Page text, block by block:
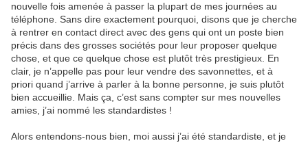
nouvelle fois amenée à passer la plupart de mes journées au
téléphone. Sans dire exactement pourquoi, disons que je cherche
à rentrer en contact direct avec des gens qui ont un poste bien
précis dans des grosses sociétés pour leur proposer quelque
chose, et que ce quelque chose est plutôt très prestigieux. En
clair, je n’appelle pas pour leur vendre des savonnettes, et à
priori quand j’arrive à parler à la bonne personne, je suis plutôt
bien accueillie. Mais ça, c’est sans compter sur mes nouvelles
amies, j’ai nommé les standardistes !
Alors entendons-nous bien, moi aussi j’ai été standardiste, et je